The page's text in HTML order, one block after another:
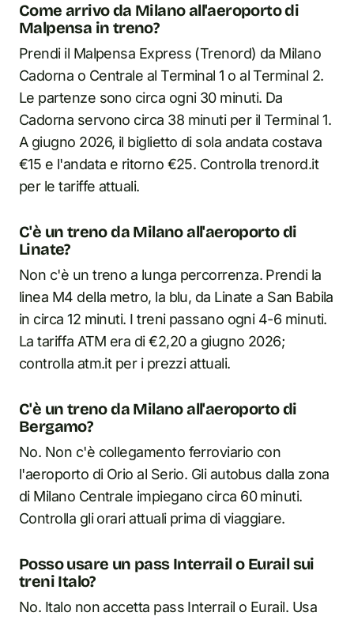
Come arrivo da Milano all'aeroporto di
Malpensa in treno?
Prendi il Malpensa Express (Trenord) da Milano
Cadorna o Centrale al Terminal 1 o al Terminal 2.
Le partenze sono circa ogni 30 minuti. Da
Cadorna servono circa 38 minuti per il Terminal 1.
A giugno 2026, il biglietto di sola andata costava
€15 e l'andata e ritorno €25. Controlla trenord.it
per le tariffe attuali.
C'è un treno da Milano all'aeroporto di
Linate?
Non c'è un treno a lunga percorrenza. Prendi la
linea M4 della metro, la blu, da Linate a San Babila
in circa 12 minuti. I treni passano ogni 4-6 minuti.
La tariffa ATM era di €2,20 a giugno 2026;
controlla atm.it per i prezzi attuali.
C'è un treno da Milano all'aeroporto di
Bergamo?
No. Non c'è collegamento ferroviario con
l'aeroporto di Orio al Serio. Gli autobus dalla zona
di Milano Centrale impiegano circa 60 minuti.
Controlla gli orari attuali prima di viaggiare.
Posso usare un pass Interrail o Eurail sui
treni Italo?
No. Italo non accetta pass Interrail o Eurail. Usa